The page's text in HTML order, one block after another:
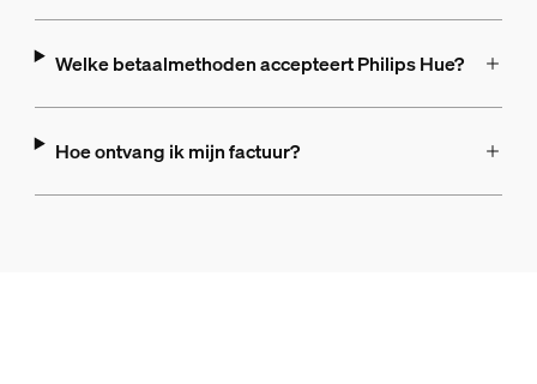
Welke betaalmethoden accepteert Philips Hue?
Hoe ontvang ik mijn factuur?